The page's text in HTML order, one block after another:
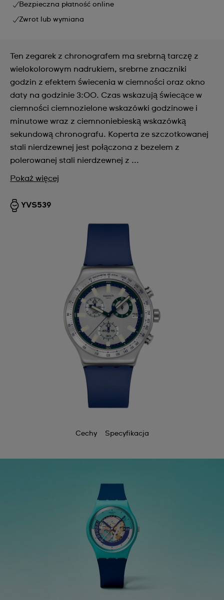
Bezpieczna płatność online
Zwrot lub wymiana
Ten zegarek z chronografem ma srebrną tarczę z
wielokolorowym nadrukiem, srebrne znaczniki
godzin z efektem świecenia w ciemności oraz okno
daty na godzinie 3:00. Czas wskazują świecące w
ciemności ciemnozielone wskazówki godzinowe i
minutowe wraz z ciemnoniebieską wskazówką
sekundową chronografu. Koperta ze szczotkowanej
stali nierdzewnej jest połączona z bezelem z
polerowanej stali nierdzewnej z ...
Pokaż więcej
YVS539
Cechy Specyfikacja